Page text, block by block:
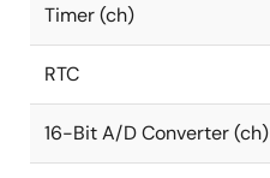
Timer (ch)
RTC
16-Bit A/D Converter (ch)